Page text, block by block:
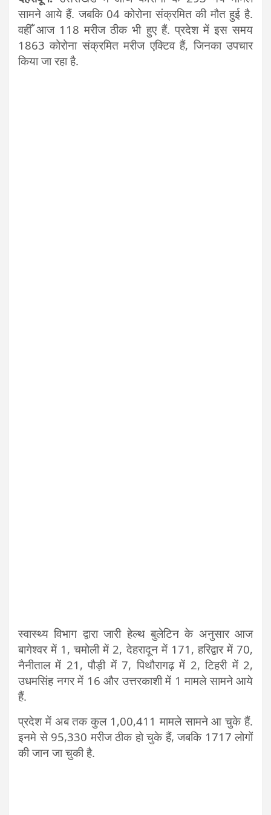
सामने आये हैं. जबकि 04 कोरोना संक्रमित की मौत हुई है.
वहीँ आज 118 मरीज ठीक भी हुए हैं. प्रदेश में इस समय
1863 कोरोना संक्रमित मरीज एक्टिव हैं, जिनका उपचार
किया जा रहा है.
स्वास्थ्य विभाग द्वारा जारी हेल्थ बुलेटिन के अनुसार आज
बागेश्वर में 1, चमोली में 2, देहरादून में 171, हरिद्वार में 70,
नैनीताल में 21, पौड़ी में 7, पिथौरागढ़ में 2, टिहरी में 2,
उधमसिंह नगर में 16 और उत्तरकाशी में 1 मामले सामने आये
हैं.
प्रदेश में अब तक कुल 1,00,411 मामले सामने आ चुके हैं.
इनमे से 95,330 मरीज ठीक हो चुके हैं, जबकि 1717 लोगों
की जान जा चुकी है.